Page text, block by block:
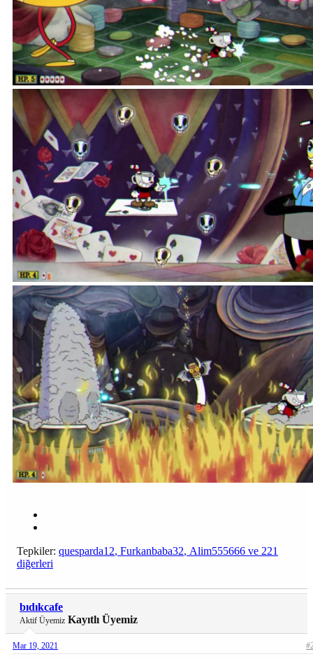
Tepkiler: quesparda12, Furkanbaba32, Alim555666 ve 221
diğerleri
bıdıkcafe
Aktif Üyemiz Kayıtlı Üyemiz
Mar 19, 2021